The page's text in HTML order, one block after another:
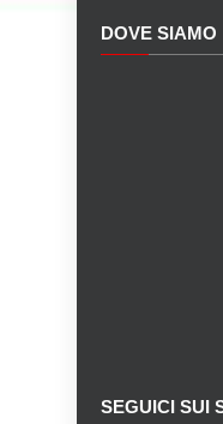
DOVE SIAMO
SEGUICI SUI